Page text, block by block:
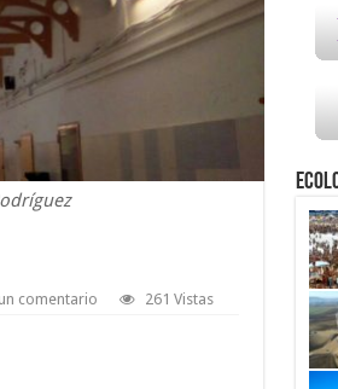
comentario 261 Vistas